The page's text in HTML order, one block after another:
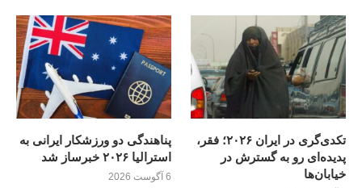
تکدی‌گری در ایران ۲۰۲۶؛ فقر،
پدیده‌ای رو به گسترش در
خیابان‌ها
پناهندگی دو ورزشکار ایرانی به
استرالیا ۲۰۲۶ خبرساز شد
6 آگوست 2026